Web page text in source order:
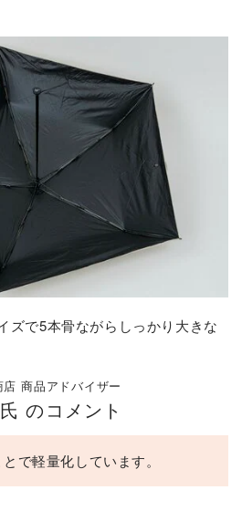
ズで5本骨ながらしっかり大きな
商品アドバイザー
のコメント
で軽量化しています。